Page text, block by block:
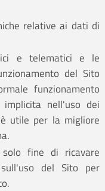
relative ai dati di
e telematici e le
del Sito
funzionamento
nell'uso dei
utile per la migliore
fine di ricavare
del Sito per